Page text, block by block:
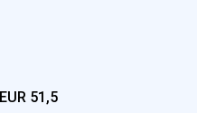
EUR 51,5